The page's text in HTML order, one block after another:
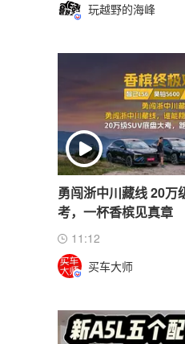
玩越野的海峰
勇闯浙中川藏线 20万
考，一杯香槟见真章
11:12
买车大师